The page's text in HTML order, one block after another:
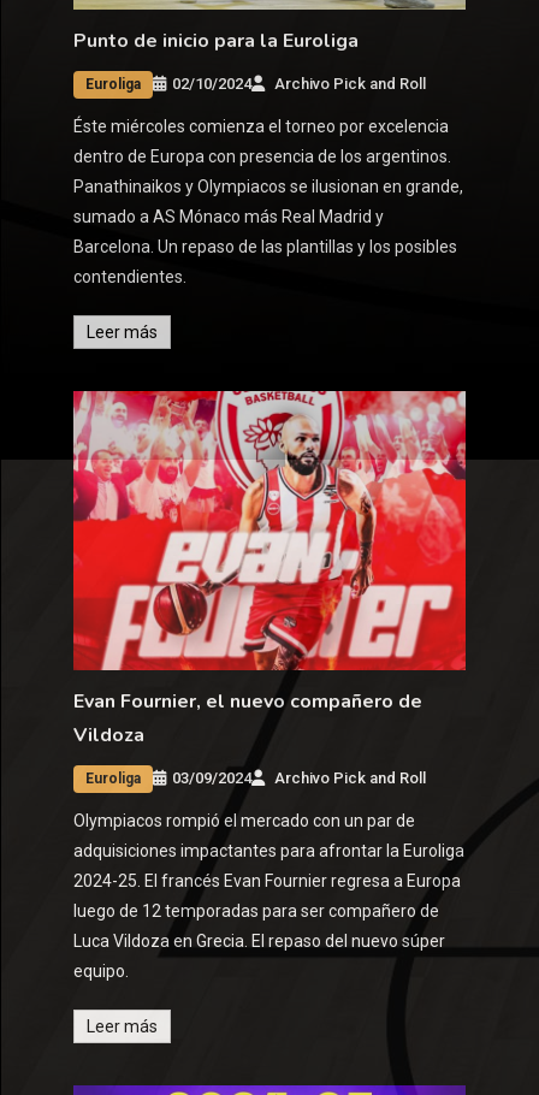
Punto de inicio para la Euroliga
Euroliga 02/10/2024 Archivo Pick and Roll
Éste miércoles comienza el torneo por excelencia
dentro de Europa con presencia de los argentinos.
Panathinaikos y Olympiacos se ilusionan en grande,
sumado a AS Mónaco más Real Madrid y
Barcelona. Un repaso de las plantillas y los posibles
contendientes.
Leer más
Evan Fournier, el nuevo compañero de
Vildoza
Euroliga 03/09/2024 Archivo Pick and Roll
Olympiacos rompió el mercado con un par de
adquisiciones impactantes para afrontar la Euroliga
2024-25. El francés Evan Fournier regresa a Europa
luego de 12 temporadas para ser compañero de
Luca Vildoza en Grecia. El repaso del nuevo súper
equipo.
Leer más